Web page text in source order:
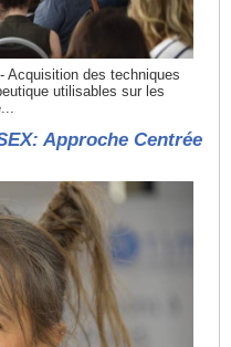
Acquisition des techniques
utilisables sur les
Approche Centrée